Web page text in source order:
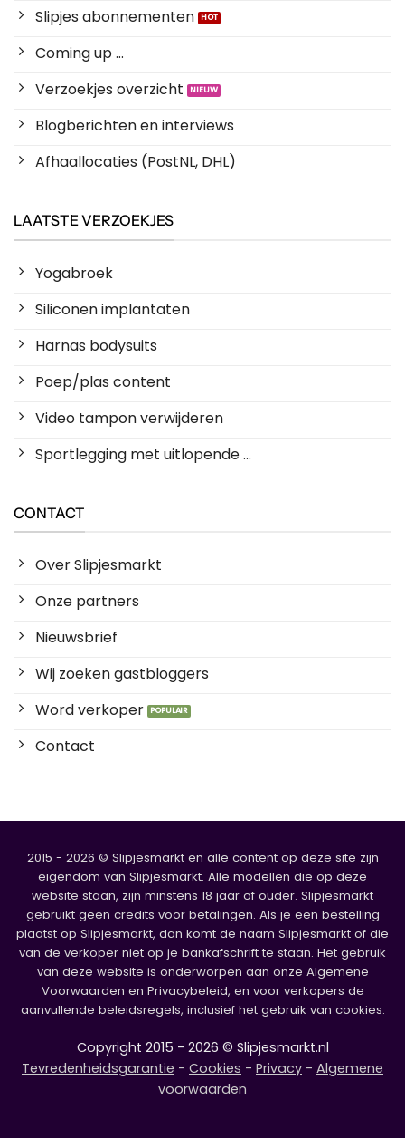
Slipjes abonnementen
Coming up ...
Verzoekjes overzicht
Blogberichten en interviews
Afhaallocaties (PostNL, DHL)
LAATSTE VERZOEKJES
Yogabroek
Siliconen implantaten
Harnas bodysuits
Poep/plas content
Video tampon verwijderen
Sportlegging met uitlopende ...
CONTACT
Over Slipjesmarkt
Onze partners
Nieuwsbrief
Wij zoeken gastbloggers
Word verkoper
Contact
2015 - 2026 © Slipjesmarkt en alle content op deze site zijn
eigendom van Slipjesmarkt. Alle modellen die op deze
website staan, zijn minstens 18 jaar of ouder. Slipjesmarkt
gebruikt geen credits voor betalingen. Als je een bestelling
plaatst op Slipjesmarkt, dan komt de naam Slipjesmarkt of die
van de verkoper niet op je bankafschrift te staan. Het gebruik
van deze website is onderworpen aan onze Algemene
Voorwaarden en Privacybeleid, en voor verkopers de
aanvullende beleidsregels, inclusief het gebruik van cookies.
Copyright 2015 - 2026 © Slipjesmarkt.nl
Tevredenheidsgarantie - Cookies - Privacy - Algemene
voorwaarden